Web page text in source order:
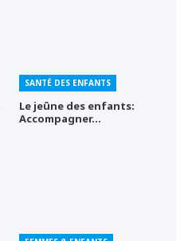
SANTÉ DES ENFANTS
Le jeûne des enfants:
Accompagner…